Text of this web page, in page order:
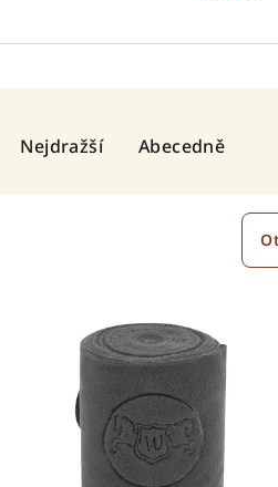
Nejdražší Abecedně